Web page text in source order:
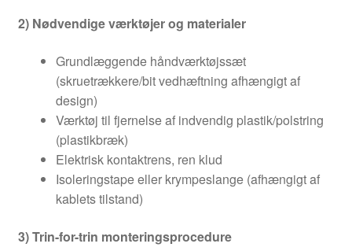
2) Nødvendige værktøjer og materialer
Grundlæggende håndværktøjssæt
(skruetrækkere/bit vedhæftning afhængigt af
design)
Værktøj til fjernelse af indvendig plastik/polstring
(plastikbræk)
Elektrisk kontaktrens, ren klud
Isoleringstape eller krympeslange (afhængigt af
kablets tilstand)
3) Trin-for-trin monteringsprocedure